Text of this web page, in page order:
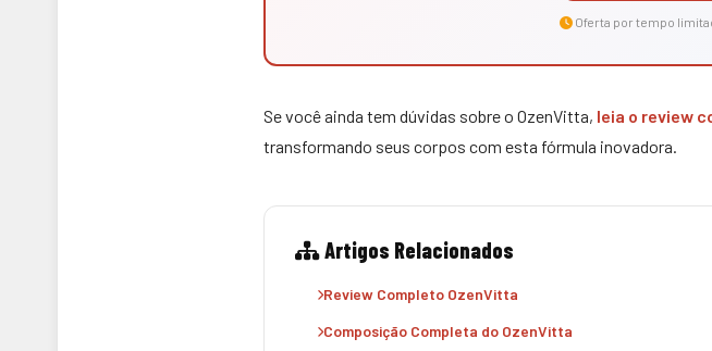
Oferta por tempo
Se você ainda tem dúvidas sobre o OzenVitta, leia o review
transformando seus corpos com esta fórmula inovadora.
Artigos Relacionados
Review Completo OzenVitta
Composição Completa do OzenVitta